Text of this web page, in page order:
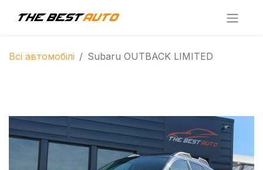
Всі автомобілі Subaru OUTBACK LIMITED